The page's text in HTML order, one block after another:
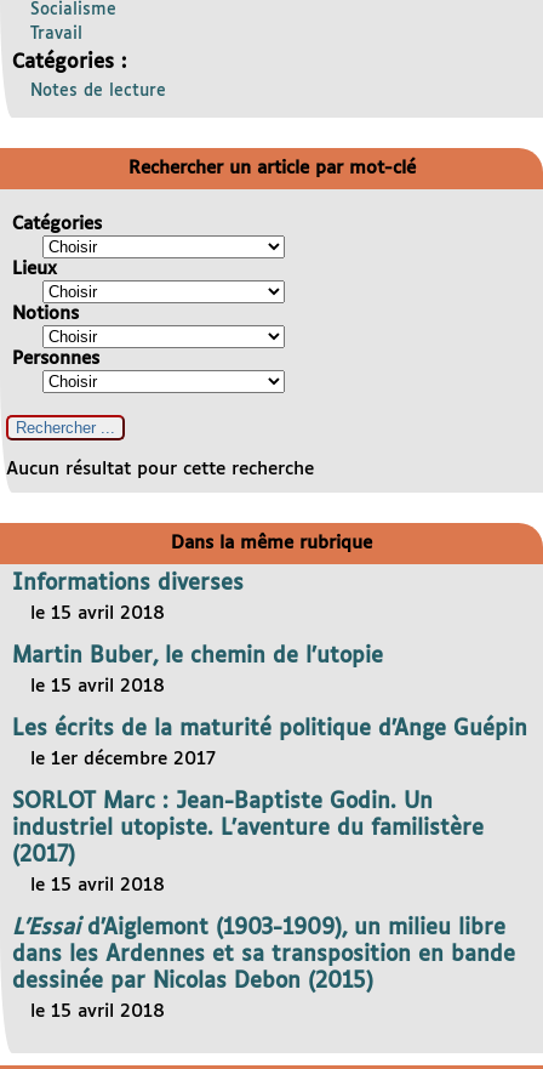
Socialisme
Travail
Catégories :
Notes de lecture
Rechercher un article par mot-clé
Catégories
Lieux
Notions
Personnes
Aucun résultat pour cette recherche
Dans la même rubrique
Informations diverses
le 15 avril 2018
Martin Buber, le chemin de l’utopie
le 15 avril 2018
Les écrits de la maturité politique d’Ange Guépin
le 1er décembre 2017
SORLOT Marc : Jean-Baptiste Godin. Un
industriel utopiste. L’aventure du familistère
(2017)
le 15 avril 2018
L’Essaid’Aiglemont (1903-1909), un milieu libre
dans les Ardennes et sa transposition en bande
dessinée par Nicolas Debon (2015)
le 15 avril 2018